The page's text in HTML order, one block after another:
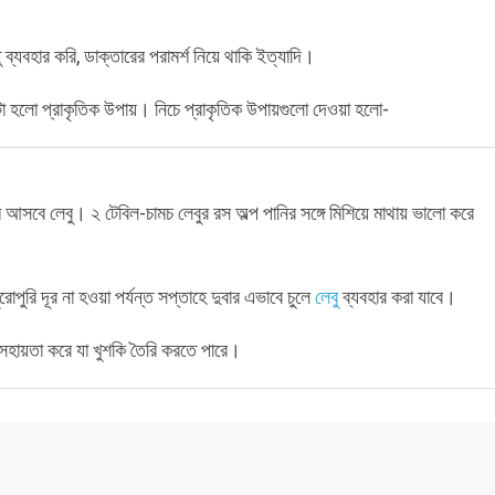
করি, ডাক্তারের পরামর্শ নিয়ে থাকি ইত্যাদি।
প্রাকৃতিক উপায়। নিচে প্রাকৃতিক উপায়গুলো দেওয়া হলো-
লেবু। ২ টেবিল-চামচ লেবুর রস অল্প পানির সঙ্গে মিশিয়ে মাথায় ভালো করে
দূর না হওয়া পর্যন্ত সপ্তাহে দুবার এভাবে চুলেলেবুব্যবহার করা যাবে।
করে যা খুশকি তৈরি করতে পারে।